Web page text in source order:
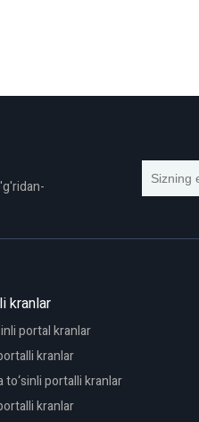
kranlar
portal kranlar
kranlar
to‘sinli portalli kranlar
kranlar